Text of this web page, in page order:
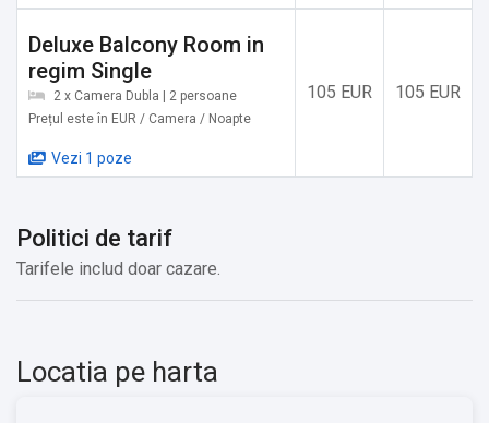
Alte servicii oferite contra cost:
✔️ Fructe (Cost suplimentar)
✔️ Vin/șampanie (Cost suplimentar)
✔️ Transfer de la și/sau la aeroport (Cost suplimentar)
✔️ Săli de conferinţă şi petreceri (Cost suplimentar)
Deluxe Balcony Room in
regim Single
2 x Camera Dubla | 2 persoane
Prețul este în EUR / Camera / Noapte
Vezi 1 poze
105 EUR 105 EUR
Politici de tarif
Tarifele includ doar cazare.
Locatia pe harta